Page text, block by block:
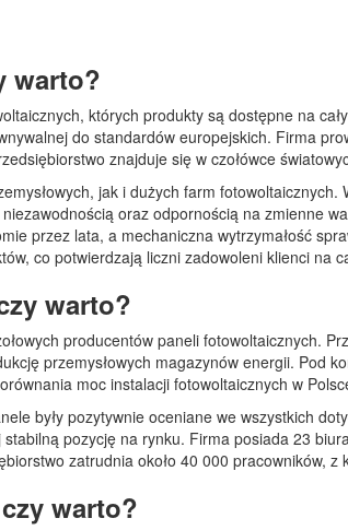
warto?
których produkty są dostępne na
do standardów europejskich. Firma
znajduje się w czołówce
jak i dużych farm
oraz odpornością na zmienne
przez lata, a mechaniczna wytrzymałość
co potwierdzają liczni zadowoleni klienci na
warto?
producentów paneli fotowoltaicznych.
przemysłowych magazynów energii. Pod
moc instalacji fotowoltaicznych w
były pozytywnie oceniane we wszystkich
pozycję na rynku. Firma posiada 23
zatrudnia około 40 000 pracowników,
warto?